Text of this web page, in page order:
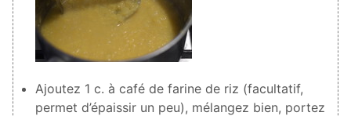
Ajoutez 1 c. à café de farine de riz (facultatif,
permet d’épaissir un peu), mélangez bien, portez